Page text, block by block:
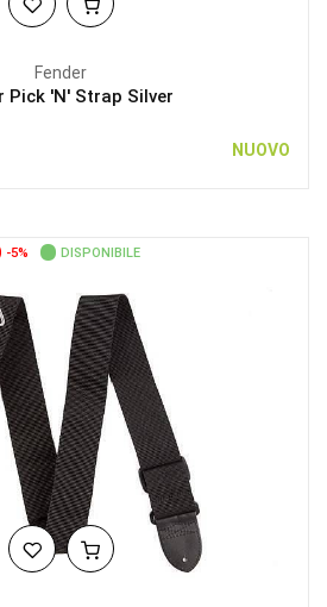
Fender
Pick 'N' Strap Silver
NUOVO
-5% DISPONIBILE